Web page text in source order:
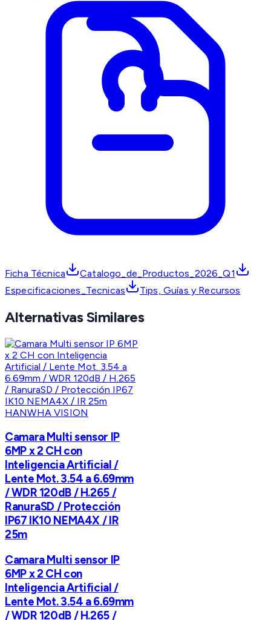
Ficha Técnica
Catalogo_de_Productos_2026_Q1
Especificaciones_Tecnicas
Tips, Guías y Recursos
Alternativas Similares
HANWHA VISION
Camara Multi sensor IP
6MP x 2 CH con
Inteligencia Artificial /
Lente Mot. 3.54 a 6.69mm
/ WDR 120dB / H.265 /
RanuraSD / Protección
IP67 IK10 NEMA4X / IR
25m
Camara Multi sensor IP
6MP x 2 CH con
Inteligencia Artificial /
Lente Mot. 3.54 a 6.69mm
/ WDR 120dB / H.265 /